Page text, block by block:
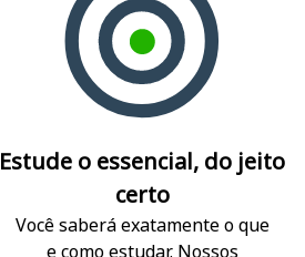
Estude o essencial, do jeito
certo
Você saberá exatamente o que
e como estudar. Nossos